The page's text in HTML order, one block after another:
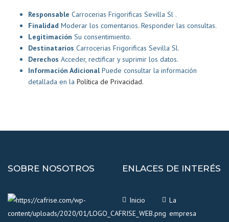
Responsable Carrocerias Frigorificas Sevilla Sl .
Finalidad Moderar los comentarios. Responder las consultas.
Legitimación Su consentimiento.
Destinatarios Carrocerias Frigorificas Sevilla Sl.
Derechos Acceder, rectificar y suprimir los datos.
Información AdicionalPuede consultar la información
detallada en la Política de Privacidad.
SOBRE NOSOTROS ENLACES DE INTERÉS
Inicio
La
empresa